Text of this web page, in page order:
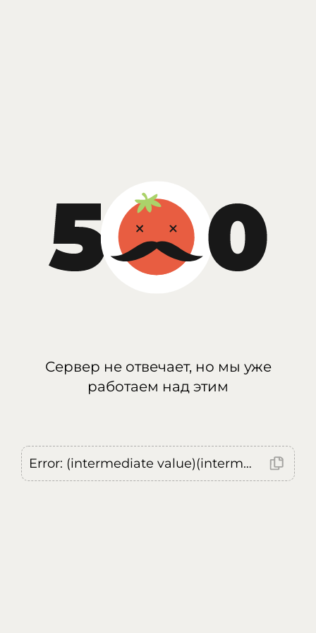
Сервер не отвечает, но мы уже
работаем над этим
Error: (intermediate value)(intermediate value)(intermediate value).replaceAll is not a function